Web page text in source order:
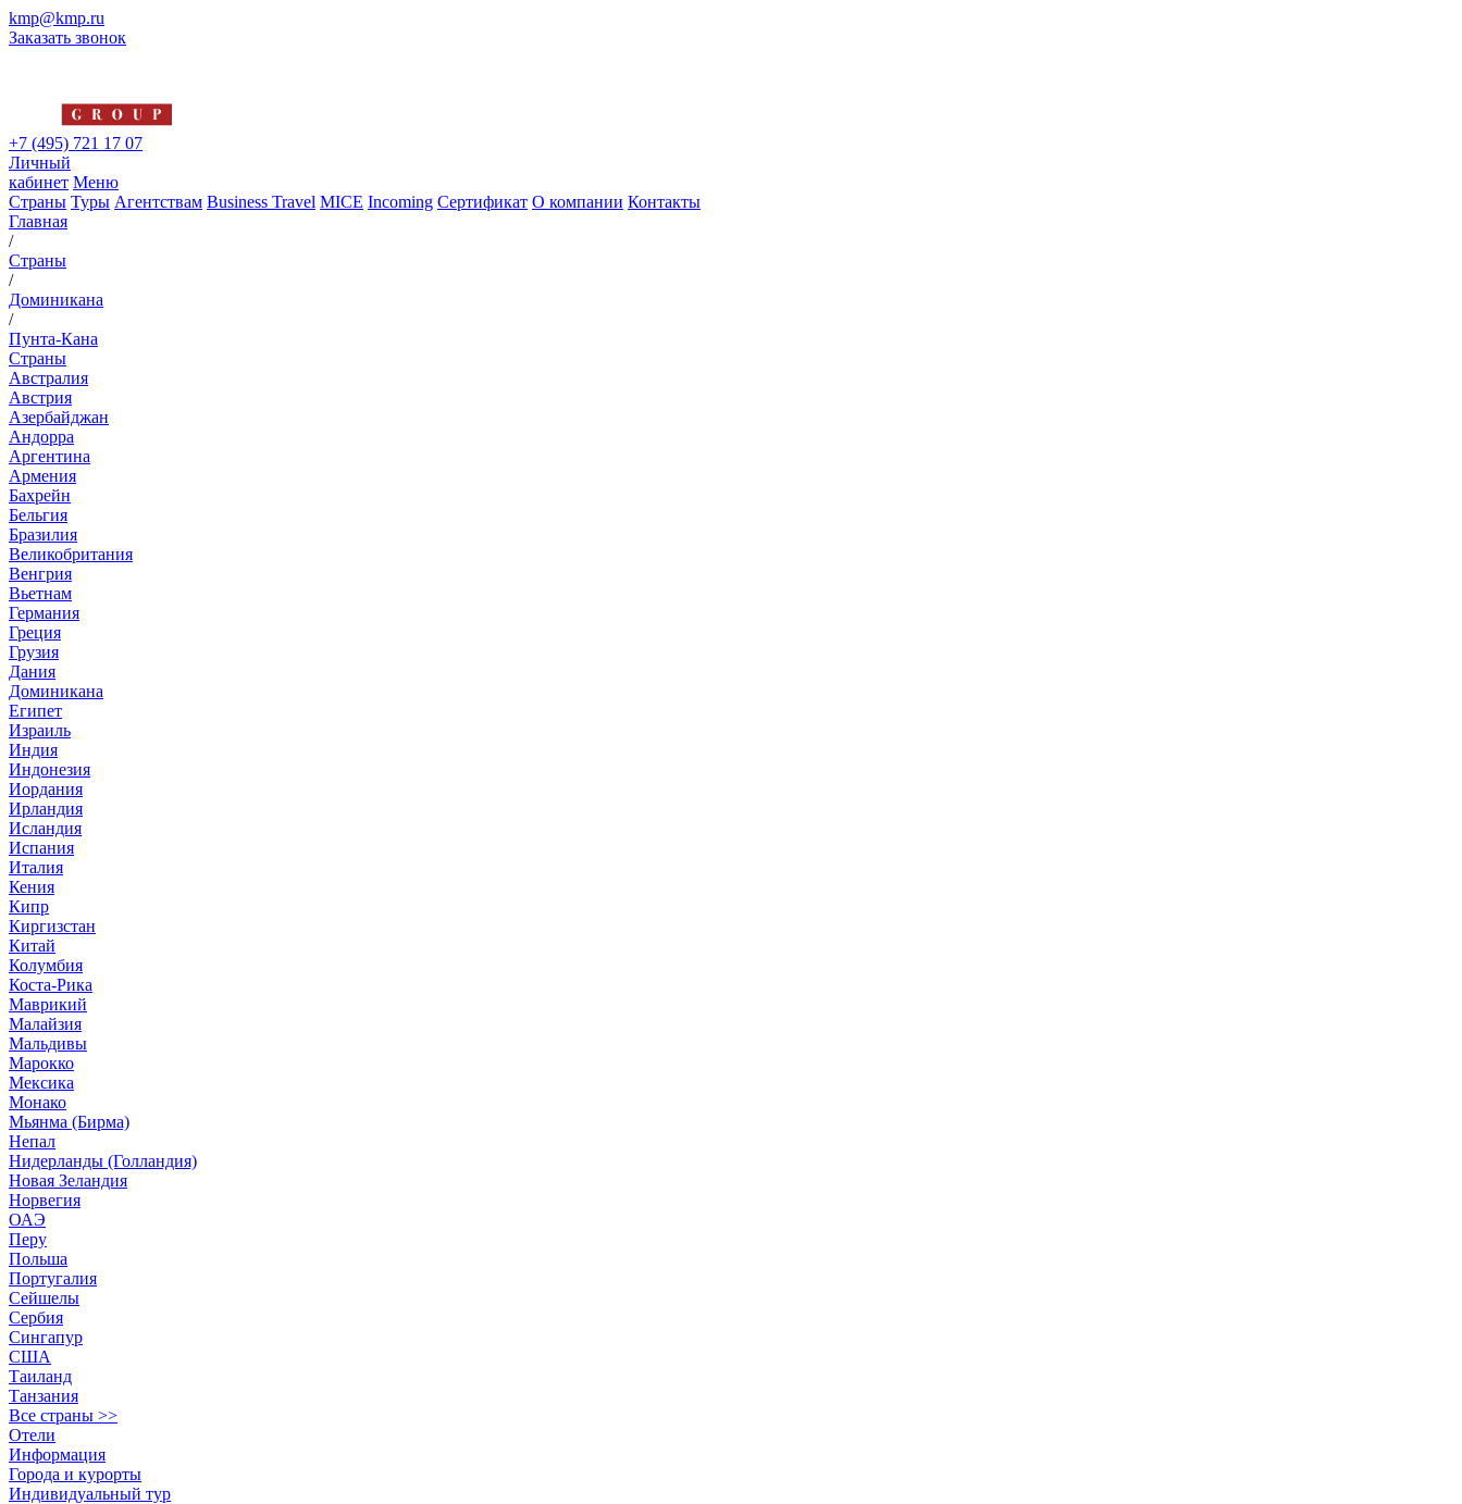
kmp@kmp.ru
Заказать звонок
+7 (495) 721 17 07
Личный
кабинет Меню
Страны Туры Агентствам Business Travel MICE Incoming Сертификат О компании Контакты
Главная
/
Страны
/
Доминикана
/
Пунта-Кана
Страны
Австралия
Австрия
Азербайджан
Андорра
Аргентина
Армения
Бахрейн
Бельгия
Бразилия
Великобритания
Венгрия
Вьетнам
Германия
Греция
Грузия
Дания
Доминикана
Египет
Израиль
Индия
Индонезия
Иордания
Ирландия
Исландия
Испания
Италия
Кения
Кипр
Киргизстан
Китай
Колумбия
Коста-Рика
Маврикий
Малайзия
Мальдивы
Марокко
Мексика
Монако
Мьянма (Бирма)
Непал
Нидерланды (Голландия)
Новая Зеландия
Норвегия
ОАЭ
Перу
Польша
Португалия
Сейшелы
Сербия
Сингапур
США
Таиланд
Танзания
Все страны >>
Отели
Информация
Города и курорты
Индивидуальный тур